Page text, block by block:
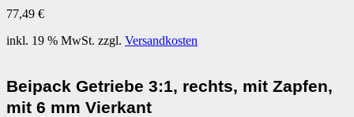
77,49 €
inkl. 19 % MwSt. zzgl. Versandkosten
Beipack Getriebe 3:1, rechts, mit Zapfen,
mit 6 mm Vierkant